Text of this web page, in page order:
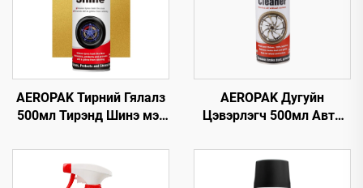
AEROPAK Тирний Гялалз
500мл Тирэнд Шинэ мэт
Тирний Анивч
AEROPAK Дугуйн
Цэвэрлэгч 500мл Авто
Цэвэрлэх Зориулсан
Машины Цэвэрлэгч